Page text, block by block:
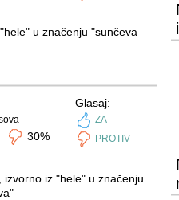
u značenju "sunčeva
30%
Glasaj:
ZA
PROTIV
iz "hele" u značenju